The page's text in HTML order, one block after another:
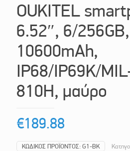
OUKITEL
6.52″, 6/256GB,
10600mAh,
IP68/IP69K/
810H, μαύρο
€189.88
ΚΩΔΙΚΌΣ ΠΡΟΪΌΝΤΟΣ: G1-BK